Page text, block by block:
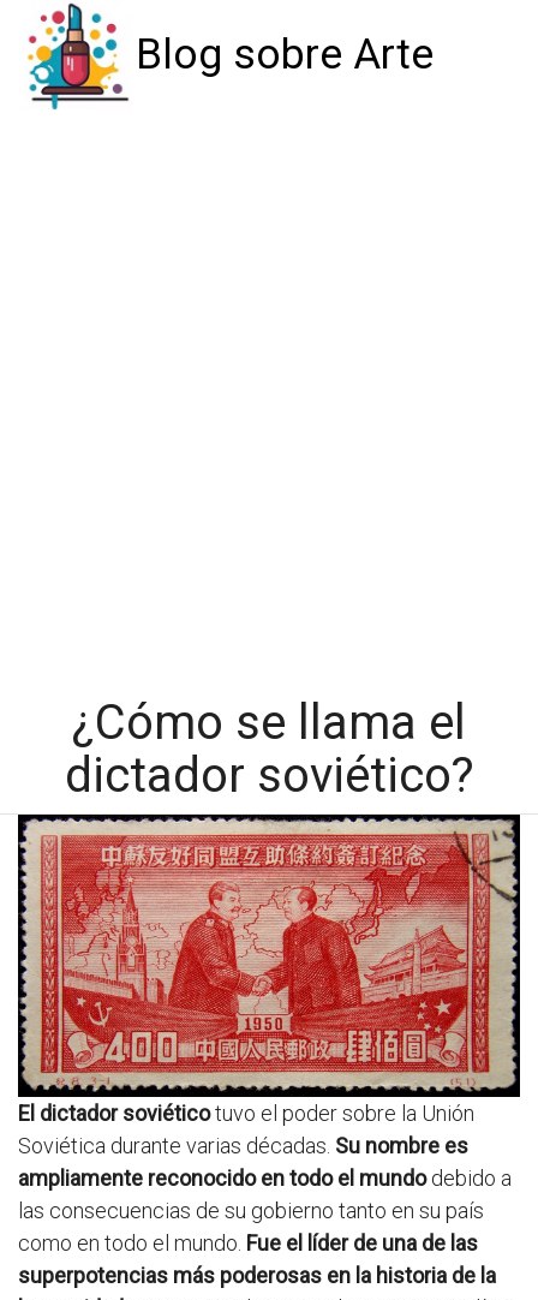
Blog sobre Arte
¿Cómo se llama el
dictador soviético?
El dictador soviéticotuvo el poder sobre la Unión
Soviética durante varias décadas. Su nombre es
ampliamente reconocido en todo el mundodebido a
las consecuencias de su gobierno tanto en su país
como en todo el mundo. Fue el líder de una de las
superpotencias más poderosas en la historia de la